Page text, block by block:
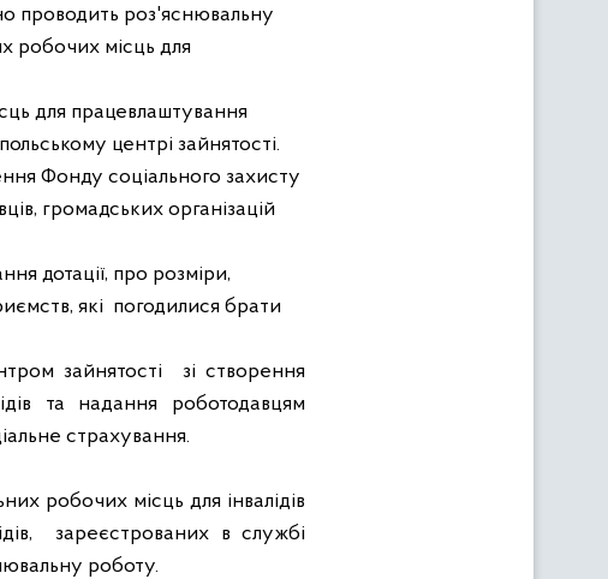
проводить роз'яснювальну
робочих місць для
для працевлаштування
центрі зайнятості.
Фонду соціального захисту
громадських організацій
дотації, про розміри,
які погодилися брати
зайнятості
зі створення
та надання роботодавцям
страхування.
робочих місць для інвалідів
зареєстрованих в службі
роботу.